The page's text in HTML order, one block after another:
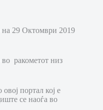
на 29 Октомври 2019
во ракометот низ
портал кој е
се наоѓа во